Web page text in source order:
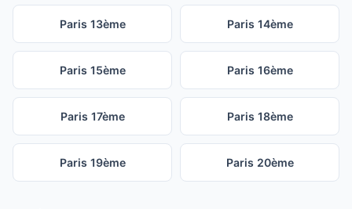
Paris 13ème Paris 14ème
Paris 15ème Paris 16ème
Paris 17ème Paris 18ème
Paris 19ème Paris 20ème